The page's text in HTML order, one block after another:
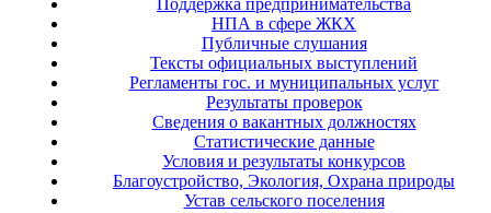
Поддержка предпринимательства
НПА в сфере ЖКХ
Публичные слушания
Тексты официальных выступлений
Регламенты гос. и муниципальных услуг
Результаты проверок
Сведения о вакантных должностях
Статистические данные
Условия и результаты конкурсов
Благоустройство, Экология, Охрана природы
Устав сельского поселения